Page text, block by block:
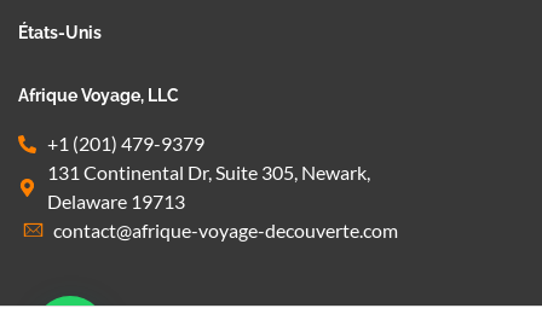
États-Unis
Afrique Voyage, LLC
+1 (201) 479-9379
131 Continental Dr, Suite 305, Newark,
Delaware 19713
contact@afrique-voyage-decouverte.com
1